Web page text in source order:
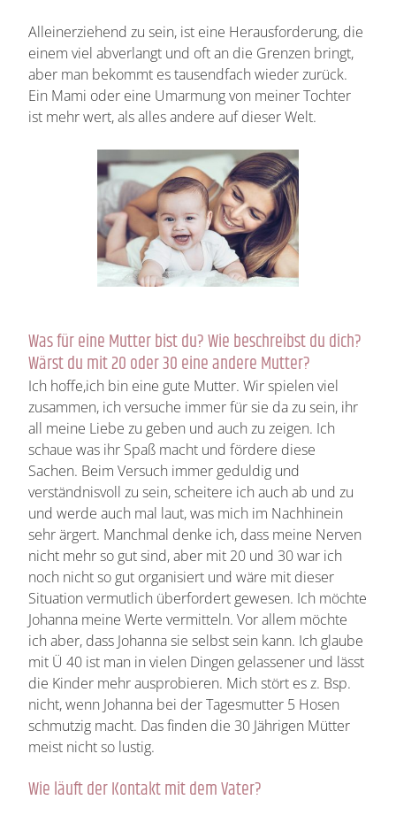
Alleinerziehend zu sein, ist eine Herausforderung, die
einem viel abverlangt und oft an die Grenzen bringt,
aber man bekommt es tausendfach wieder zurück.
Ein Mami oder eine Umarmung von meiner Tochter
ist mehr wert, als alles andere auf dieser Welt.
Was für eine Mutter bist du? Wie beschreibst du dich?
Wärst du mit 20 oder 30 eine andere Mutter?
Ich hoffe,ich bin eine gute Mutter. Wir spielen viel
zusammen, ich versuche immer für sie da zu sein, ihr
all meine Liebe zu geben und auch zu zeigen. Ich
schaue was ihr Spaß macht und fördere diese
Sachen. Beim Versuch immer geduldig und
verständnisvoll zu sein, scheitere ich auch ab und zu
und werde auch mal laut, was mich im Nachhinein
sehr ärgert. Manchmal denke ich, dass meine Nerven
nicht mehr so gut sind, aber mit 20 und 30 war ich
noch nicht so gut organisiert und wäre mit dieser
Situation vermutlich überfordert gewesen. Ich möchte
Johanna meine Werte vermitteln. Vor allem möchte
ich aber, dass Johanna sie selbst sein kann. Ich glaube
mit Ü 40 ist man in vielen Dingen gelassener und lässt
die Kinder mehr ausprobieren. Mich stört es z. Bsp.
nicht, wenn Johanna bei der Tagesmutter 5 Hosen
schmutzig macht. Das finden die 30 Jährigen Mütter
meist nicht so lustig.
Wie läuft der Kontakt mit dem Vater?